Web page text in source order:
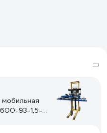
93-1,5-